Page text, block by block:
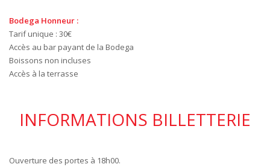
Bodega Honneur :
Tarif unique : 30€
Accès au bar payant de la Bodega
Boissons non incluses
Accès à la terrasse
INFORMATIONS BILLETTERIE
Ouverture des portes à 18h00.